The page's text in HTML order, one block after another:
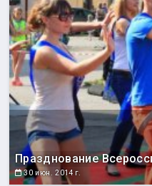
30 июн. 2014 г.